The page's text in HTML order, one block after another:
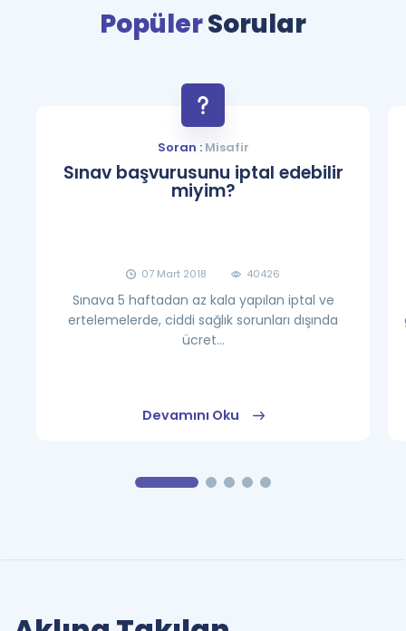
PopülerSorular
Soran :Misafir
Sınav başvurusunu iptal edebilir
miyim?
07 Mart 2018 40426
Sınava 5 haftadan az kala yapılan iptal ve
ertelemelerde, ciddi sağlık sorunları dışında
ücret...
Devamını Oku